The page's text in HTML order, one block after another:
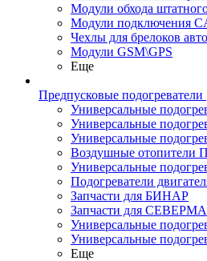
Модули обхода
Модули подключения
Чехлы для брелоков
Модули GSM\GPS
Еще
Предпусковые подогреватели
Универсальные
Универсальные
Универсальные
Воздушные
Универсальные
Подогреватели
Запчасти для БИНАР
Запчасти для
Универсальные
Универсальные
Еще